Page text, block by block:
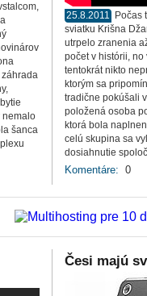
nemalo
šanca
25.8.2011
Počas
sviatku Krišna
utrpelo zranenia
počet v histórii,
tentokrát nikto
ktorým sa
tradične pokúšali
položená osoba
ktorá bola
celú skupina sa
dosiahnutie
Komentáre: 0
Česi majú